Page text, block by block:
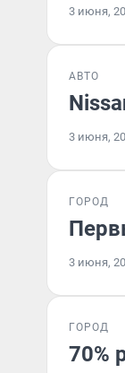
3 июня,
АВТО
3 июня,
ГОРОД
3 июня,
ГОРОД
70%